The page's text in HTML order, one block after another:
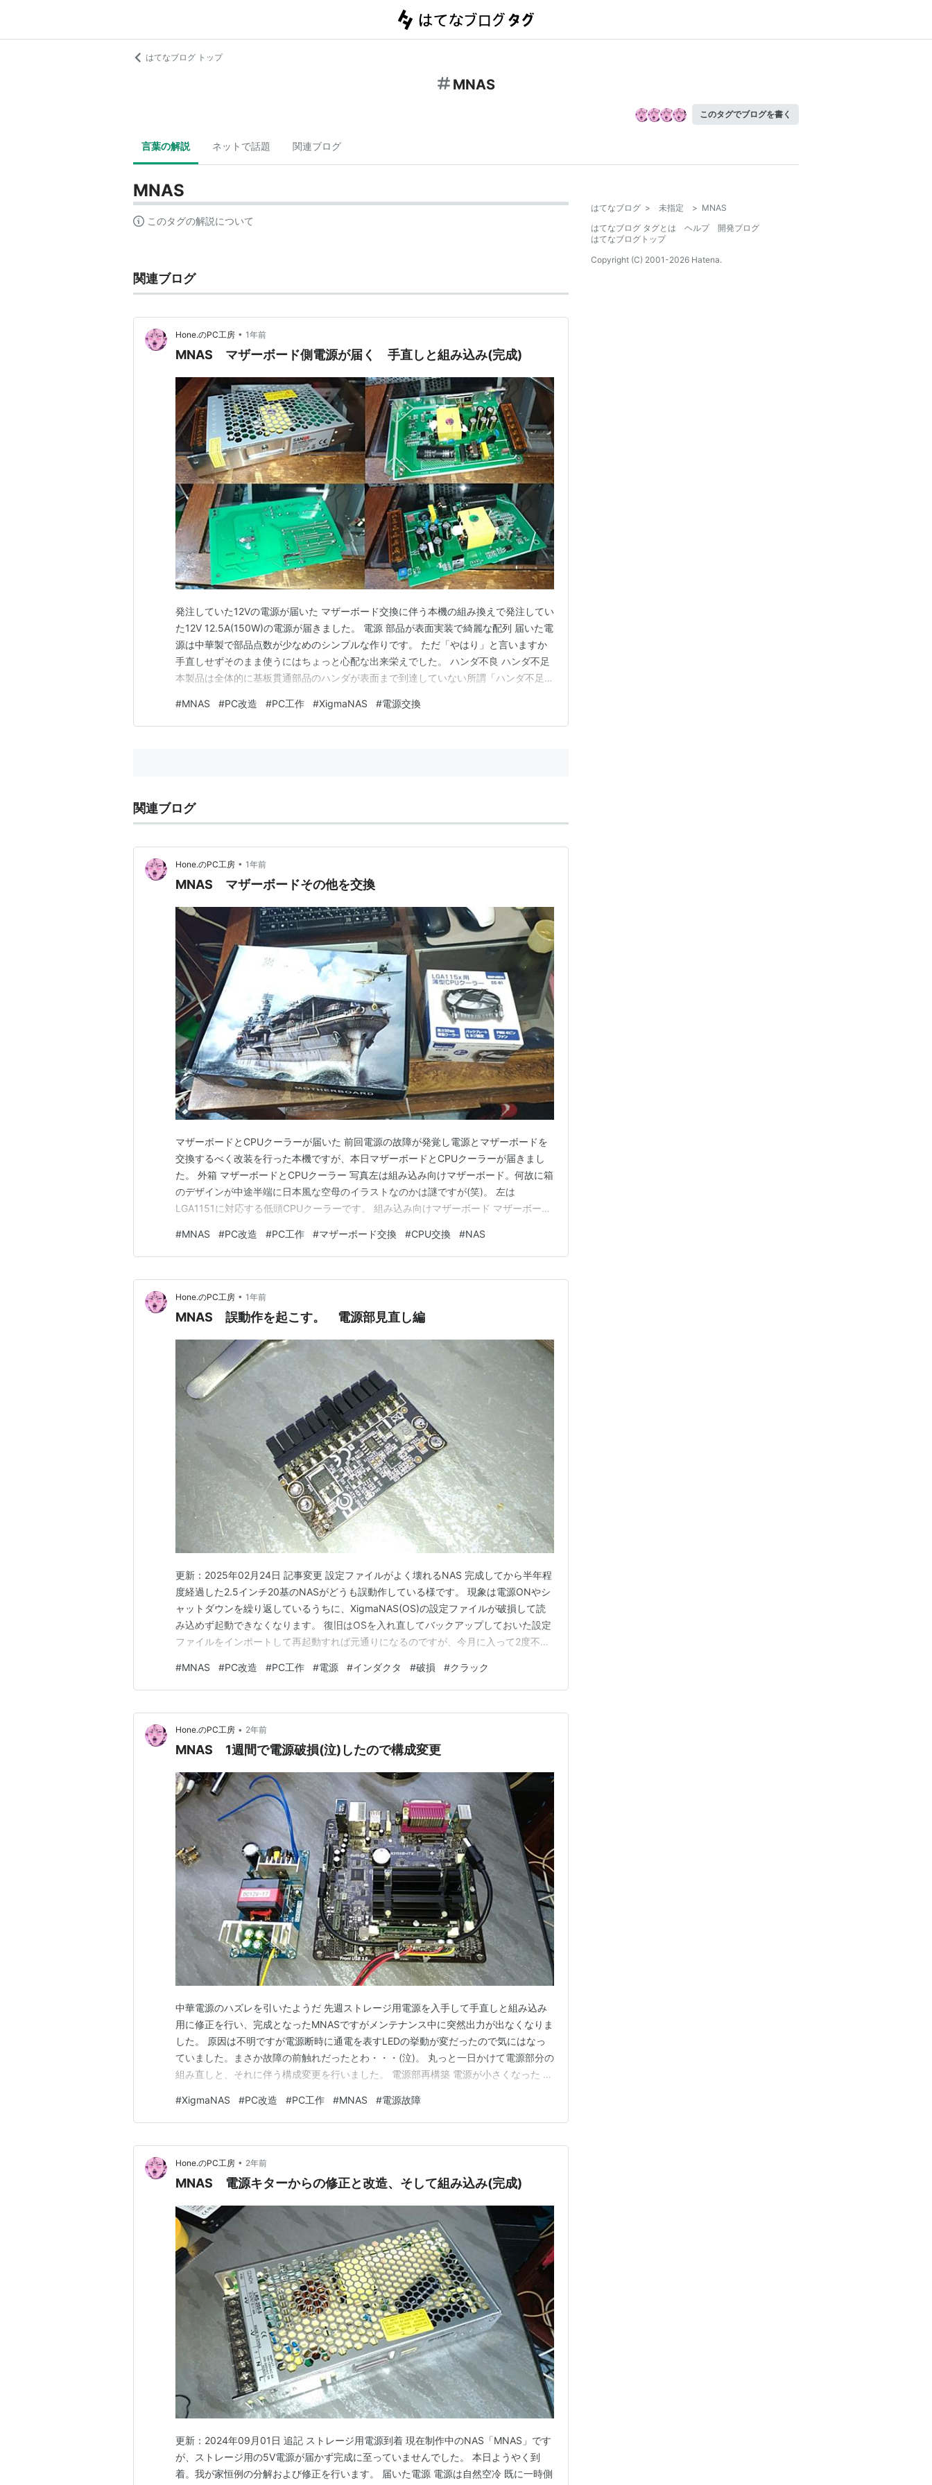
はてなブログ トップ
MNAS
このタグでブログを書く
言葉の解説 ネットで話題 関連ブログ
MNAS
このタグの解説について
関連ブログ
Hone.のPC工房 • 1年前
MNAS マザーボード側電源が届く 手直しと組み込み(完成)
発注していた12Vの電源が届いた マザーボード交換に伴う本機の組み換えで発注してい
た12V 12.5A(150W)の電源が届きました。 電源 部品が表面実装で綺麗な配列 届いた電
源は中華製で部品点数が少なめのシンプルな作りです。 ただ「やはり」と言いますか
手直しせずそのまま使うにはちょっと心配な出来栄えでした。 ハンダ不良 ハンダ不足
本製品は全体的に基板貫通部品のハンダが表面まで到達していない所謂「ハンダ不足」
心なのですが、その分熱の伝わりが遅いため自動ハンダでは表面まで十分に熱が伝わっ
ていないと推測します。 なの…
#MNAS #PC改造 #PC工作 #XigmaNAS #電源交換
関連ブログ
Hone.のPC工房 • 1年前
MNAS マザーボードその他を交換
マザーボードとCPUクーラーが届いた 前回電源の故障が発覚し電源とマザーボードを
交換するべく改装を行った本機ですが、本日マザーボードとCPUクーラーが届きまし
た。 外箱 マザーボードとCPUクーラー 写真左は組み込み向けマザーボード。何故に箱
のデザインが中途半端に日本風な空母のイラストなのかは謎ですが(笑)。 左は
LGA1151に対応する低頭CPUクーラーです。 組み込み向けマザーボード マザーボード
lake)世代Core又はCeleron CPUに対応します。 それでいてメモリはSO-DIMM DD…
#MNAS #PC改造 #PC工作 #マザーボード交換 #CPU交換 #NAS
Hone.のPC工房 • 1年前
MNAS 誤動作を起こす。 電源部見直し編
更新：2025年02月24日 記事変更 設定ファイルがよく壊れるNAS 完成してから半年程
度経過した2.5インチ20基のNASがどうも誤動作している様です。 現象は電源ONやシ
ャットダウンを繰り返しているうちに、XigmaNAS(OS)の設定ファイルが破損して読
み込めず起動できなくなります。 復旧はOSを入れ直してバックアップしておいた設定
ファイルをインポートして再起動すれば元通りになるのですが、今月に入って2度不具
いマザーボードを別の製品に入れ替えて起動したところ、電源投入中に即落ちする現象
が出ました。 間違いな…
#MNAS #PC改造 #PC工作 #電源 #インダクタ #破損 #クラック
Hone.のPC工房 • 2年前
MNAS 1週間で電源破損(泣)したので構成変更
中華電源のハズレを引いたようだ 先週ストレージ用電源を入手して手直しと組み込み
用に修正を行い、完成となったMNASですがメンテナンス中に突然出力が出なくなりま
した。 原因は不明ですが電源断時に通電を表すLEDの挙動が変だったので気にはなっ
ていました。まさか故障の前触れだったとわ・・・(泣)。 丸っと一日かけて電源部分の
組み直しと、それに伴う構成変更を行いました。 電源部再構築 電源が小さくなった 筐
います。 その関係でマザーボード側の電源が100W程度の小さな製品でも実装可能にな
ります。 電源の制御方式は以前と同じで…
#XigmaNAS #PC改造 #PC工作 #MNAS #電源故障
Hone.のPC工房 • 2年前
MNAS 電源キターからの修正と改造、そして組み込み(完成)
更新：2024年09月01日 追記 ストレージ用電源到着 現在制作中のNAS「MNAS」です
が、ストレージ用の5V電源が届かず完成に至っていませんでした。 本日ようやく到
着。我が家恒例の分解および修正を行います。 届いた電源 電源は自然空冷 既に一時側
はてなブログ > 未指定 > MNAS
はてなブログ タグとは
ヘルプ
開発ブログ
はてなブログトップ
Copyright (C) 2001-2026 Hatena.